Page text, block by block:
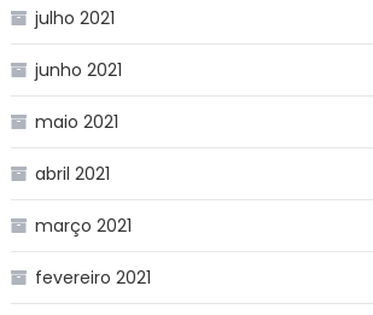
julho 2021
junho 2021
maio 2021
abril 2021
março 2021
fevereiro 2021